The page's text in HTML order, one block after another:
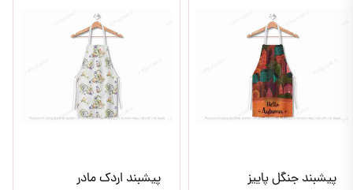
پیشبند جنگل پاییز پیشبند اردک مادر